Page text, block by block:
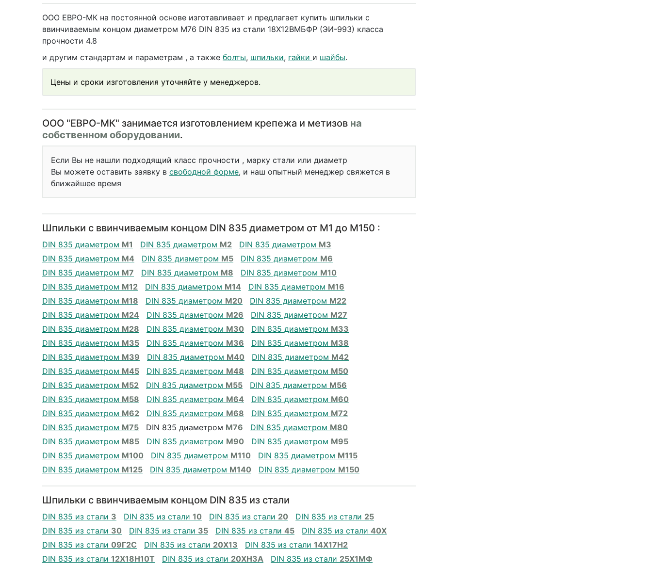
ООО ЕВРО-МК на постоянной основе изготавливает и предлагает купить шпильки с
ввинчиваемым концом диаметром М76 DIN 835 из стали 18Х12ВМБФР (ЭИ-993) класса
прочности 4.8
и другим стандартам и параметрам , а также болты, шпильки, гайки и шайбы.
Цены и сроки изготовления уточняйте у менеджеров.
OOO "ЕВРО-МК" занимается изготовлением крепежа и метизов на
собственном оборудовании.
Если Вы не нашли подходящий класс прочности , марку стали или диаметр
Вы можете оставить заявку в свободной форме, и наш опытный менеджер свяжется в
ближайшее время
Шпильки с ввинчиваемым концом DIN 835 диаметром от М1 до М150 :
DIN 835 диаметром М1 DIN 835 диаметром М2 DIN 835 диаметром М3
DIN 835 диаметром М4 DIN 835 диаметром М5 DIN 835 диаметром М6
DIN 835 диаметром М7 DIN 835 диаметром М8 DIN 835 диаметром М10
DIN 835 диаметром М12 DIN 835 диаметром М14 DIN 835 диаметром М16
DIN 835 диаметром М18 DIN 835 диаметром М20 DIN 835 диаметром М22
DIN 835 диаметром М24 DIN 835 диаметром М26 DIN 835 диаметром М27
DIN 835 диаметром М28 DIN 835 диаметром М30 DIN 835 диаметром М33
DIN 835 диаметром М35 DIN 835 диаметром М36 DIN 835 диаметром М38
DIN 835 диаметром М39 DIN 835 диаметром М40 DIN 835 диаметром М42
DIN 835 диаметром М45 DIN 835 диаметром М48 DIN 835 диаметром М50
DIN 835 диаметром М52 DIN 835 диаметром М55 DIN 835 диаметром М56
DIN 835 диаметром М58 DIN 835 диаметром М64 DIN 835 диаметром М60
DIN 835 диаметром М62 DIN 835 диаметром М68 DIN 835 диаметром М72
DIN 835 диаметром М75 DIN 835 диаметром М76 DIN 835 диаметром М80
DIN 835 диаметром М85 DIN 835 диаметром М90 DIN 835 диаметром М95
DIN 835 диаметром М100 DIN 835 диаметром М110 DIN 835 диаметром М115
DIN 835 диаметром М125 DIN 835 диаметром М140 DIN 835 диаметром М150
Шпильки с ввинчиваемым концом DIN 835 из стали
DIN 835 из стали 3 DIN 835 из стали 10 DIN 835 из стали 20 DIN 835 из стали 25
DIN 835 из стали 30 DIN 835 из стали 35 DIN 835 из стали 45 DIN 835 из стали 40Х
DIN 835 из стали 09Г2С DIN 835 из стали 20Х13 DIN 835 из стали 14Х17Н2
DIN 835 из стали 12Х18Н10Т DIN 835 из стали 20ХН3А DIN 835 из стали 25Х1МФ